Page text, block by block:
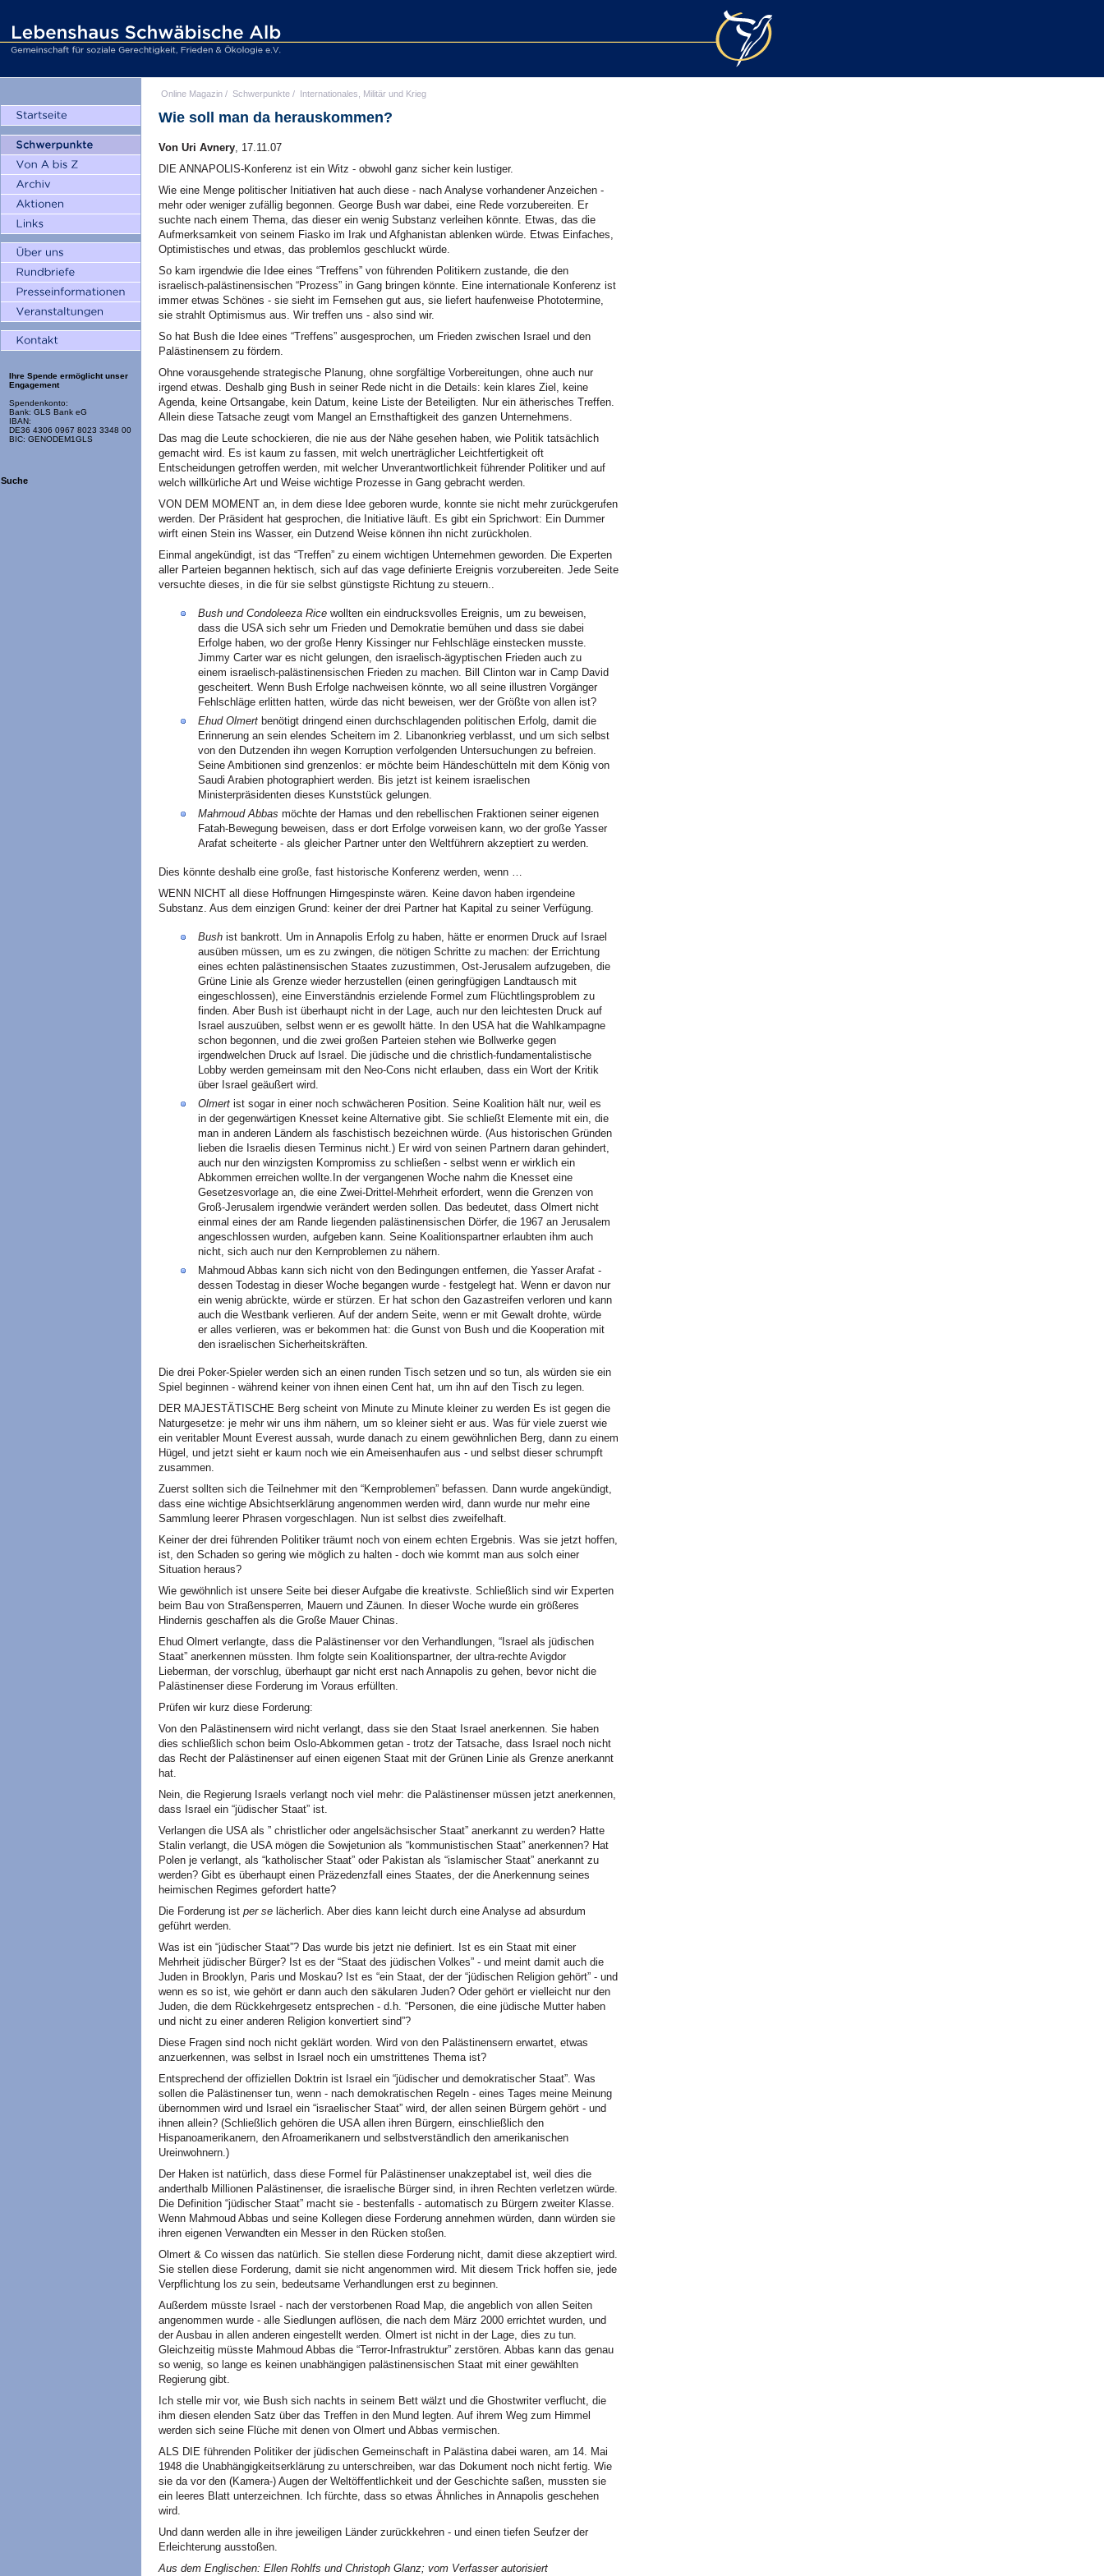
Ihre Spende ermöglicht unser
Engagement
Spendenkonto:
Bank: GLS Bank eG
IBAN:
DE36 4306 0967 8023 3348 00
BIC: GENODEM1GLS
Suche
Online Magazin / Schwerpunkte / Internationales, Militär und Krieg
Wie soll man da herauskommen?
Von Uri Avnery, 17.11.07
DIE ANNAPOLIS-Konferenz ist ein Witz - obwohl ganz sicher kein lustiger.
Wie eine Menge politischer Initiativen hat auch diese - nach Analyse vorhandener Anzeichen -
mehr oder weniger zufällig begonnen. George Bush war dabei, eine Rede vorzubereiten. Er
suchte nach einem Thema, das dieser ein wenig Substanz verleihen könnte. Etwas, das die
Aufmerksamkeit von seinem Fiasko im Irak und Afghanistan ablenken würde. Etwas Einfaches,
Optimistisches und etwas, das problemlos geschluckt würde.
So kam irgendwie die Idee eines “Treffens” von führenden Politikern zustande, die den
israelisch-palästinensischen “Prozess” in Gang bringen könnte. Eine internationale Konferenz ist
immer etwas Schönes - sie sieht im Fernsehen gut aus, sie liefert haufenweise Phototermine,
sie strahlt Optimismus aus. Wir treffen uns - also sind wir.
So hat Bush die Idee eines “Treffens” ausgesprochen, um Frieden zwischen Israel und den
Palästinensern zu fördern.
Ohne vorausgehende strategische Planung, ohne sorgfältige Vorbereitungen, ohne auch nur
irgend etwas. Deshalb ging Bush in seiner Rede nicht in die Details: kein klares Ziel, keine
Agenda, keine Ortsangabe, kein Datum, keine Liste der Beteiligten. Nur ein ätherisches Treffen.
Allein diese Tatsache zeugt vom Mangel an Ernsthaftigkeit des ganzen Unternehmens.
Das mag die Leute schockieren, die nie aus der Nähe gesehen haben, wie Politik tatsächlich
gemacht wird. Es ist kaum zu fassen, mit welch unerträglicher Leichtfertigkeit oft
Entscheidungen getroffen werden, mit welcher Unverantwortlichkeit führender Politiker und auf
welch willkürliche Art und Weise wichtige Prozesse in Gang gebracht werden.
VON DEM MOMENT an, in dem diese Idee geboren wurde, konnte sie nicht mehr zurückgerufen
werden. Der Präsident hat gesprochen, die Initiative läuft. Es gibt ein Sprichwort: Ein Dummer
wirft einen Stein ins Wasser, ein Dutzend Weise können ihn nicht zurückholen.
Einmal angekündigt, ist das “Treffen” zu einem wichtigen Unternehmen geworden. Die Experten
aller Parteien begannen hektisch, sich auf das vage definierte Ereignis vorzubereiten. Jede Seite
versuchte dieses, in die für sie selbst günstigste Richtung zu steuern..
Bush und Condoleeza Rice wollten ein eindrucksvolles Ereignis, um zu beweisen,
dass die USA sich sehr um Frieden und Demokratie bemühen und dass sie dabei
Erfolge haben, wo der große Henry Kissinger nur Fehlschläge einstecken musste.
Jimmy Carter war es nicht gelungen, den israelisch-ägyptischen Frieden auch zu
einem israelisch-palästinensischen Frieden zu machen. Bill Clinton war in Camp David
gescheitert. Wenn Bush Erfolge nachweisen könnte, wo all seine illustren Vorgänger
Fehlschläge erlitten hatten, würde das nicht beweisen, wer der Größte von allen ist?
Ehud Olmert benötigt dringend einen durchschlagenden politischen Erfolg, damit die
Erinnerung an sein elendes Scheitern im 2. Libanonkrieg verblasst, und um sich selbst
von den Dutzenden ihn wegen Korruption verfolgenden Untersuchungen zu befreien.
Seine Ambitionen sind grenzenlos: er möchte beim Händeschütteln mit dem König von
Saudi Arabien photographiert werden. Bis jetzt ist keinem israelischen
Ministerpräsidenten dieses Kunststück gelungen.
Mahmoud Abbas möchte der Hamas und den rebellischen Fraktionen seiner eigenen
Fatah-Bewegung beweisen, dass er dort Erfolge vorweisen kann, wo der große Yasser
Arafat scheiterte - als gleicher Partner unter den Weltführern akzeptiert zu werden.
Dies könnte deshalb eine große, fast historische Konferenz werden, wenn …
WENN NICHT all diese Hoffnungen Hirngespinste wären. Keine davon haben irgendeine
Substanz. Aus dem einzigen Grund: keiner der drei Partner hat Kapital zu seiner Verfügung.
Bush ist bankrott. Um in Annapolis Erfolg zu haben, hätte er enormen Druck auf Israel
ausüben müssen, um es zu zwingen, die nötigen Schritte zu machen: der Errichtung
eines echten palästinensischen Staates zuzustimmen, Ost-Jerusalem aufzugeben, die
Grüne Linie als Grenze wieder herzustellen (einen geringfügigen Landtausch mit
eingeschlossen), eine Einverständnis erzielende Formel zum Flüchtlingsproblem zu
finden. Aber Bush ist überhaupt nicht in der Lage, auch nur den leichtesten Druck auf
Israel auszuüben, selbst wenn er es gewollt hätte. In den USA hat die Wahlkampagne
schon begonnen, und die zwei großen Parteien stehen wie Bollwerke gegen
irgendwelchen Druck auf Israel. Die jüdische und die christlich-fundamentalistische
Lobby werden gemeinsam mit den Neo-Cons nicht erlauben, dass ein Wort der Kritik
über Israel geäußert wird.
Olmert ist sogar in einer noch schwächeren Position. Seine Koalition hält nur, weil es
in der gegenwärtigen Knesset keine Alternative gibt. Sie schließt Elemente mit ein, die
man in anderen Ländern als faschistisch bezeichnen würde. (Aus historischen Gründen
lieben die Israelis diesen Terminus nicht.) Er wird von seinen Partnern daran gehindert,
auch nur den winzigsten Kompromiss zu schließen - selbst wenn er wirklich ein
Abkommen erreichen wollte.In der vergangenen Woche nahm die Knesset eine
Gesetzesvorlage an, die eine Zwei-Drittel-Mehrheit erfordert, wenn die Grenzen von
Groß-Jerusalem irgendwie verändert werden sollen. Das bedeutet, dass Olmert nicht
einmal eines der am Rande liegenden palästinensischen Dörfer, die 1967 an Jerusalem
angeschlossen wurden, aufgeben kann. Seine Koalitionspartner erlaubten ihm auch
nicht, sich auch nur den Kernproblemen zu nähern.
Mahmoud Abbas kann sich nicht von den Bedingungen entfernen, die Yasser Arafat -
dessen Todestag in dieser Woche begangen wurde - festgelegt hat. Wenn er davon nur
ein wenig abrückte, würde er stürzen. Er hat schon den Gazastreifen verloren und kann
auch die Westbank verlieren. Auf der andern Seite, wenn er mit Gewalt drohte, würde
er alles verlieren, was er bekommen hat: die Gunst von Bush und die Kooperation mit
den israelischen Sicherheitskräften.
Die drei Poker-Spieler werden sich an einen runden Tisch setzen und so tun, als würden sie ein
Spiel beginnen - während keiner von ihnen einen Cent hat, um ihn auf den Tisch zu legen.
DER MAJESTÄTISCHE Berg scheint von Minute zu Minute kleiner zu werden Es ist gegen die
Naturgesetze: je mehr wir uns ihm nähern, um so kleiner sieht er aus. Was für viele zuerst wie
ein veritabler Mount Everest aussah, wurde danach zu einem gewöhnlichen Berg, dann zu einem
Hügel, und jetzt sieht er kaum noch wie ein Ameisenhaufen aus - und selbst dieser schrumpft
zusammen.
Zuerst sollten sich die Teilnehmer mit den “Kernproblemen” befassen. Dann wurde angekündigt,
dass eine wichtige Absichtserklärung angenommen werden wird, dann wurde nur mehr eine
Sammlung leerer Phrasen vorgeschlagen. Nun ist selbst dies zweifelhaft.
Keiner der drei führenden Politiker träumt noch von einem echten Ergebnis. Was sie jetzt hoffen,
ist, den Schaden so gering wie möglich zu halten - doch wie kommt man aus solch einer
Situation heraus?
Wie gewöhnlich ist unsere Seite bei dieser Aufgabe die kreativste. Schließlich sind wir Experten
beim Bau von Straßensperren, Mauern und Zäunen. In dieser Woche wurde ein größeres
Hindernis geschaffen als die Große Mauer Chinas.
Ehud Olmert verlangte, dass die Palästinenser vor den Verhandlungen, “Israel als jüdischen
Staat” anerkennen müssten. Ihm folgte sein Koalitionspartner, der ultra-rechte Avigdor
Lieberman, der vorschlug, überhaupt gar nicht erst nach Annapolis zu gehen, bevor nicht die
Palästinenser diese Forderung im Voraus erfüllten.
Prüfen wir kurz diese Forderung:
Von den Palästinensern wird nicht verlangt, dass sie den Staat Israel anerkennen. Sie haben
dies schließlich schon beim Oslo-Abkommen getan - trotz der Tatsache, dass Israel noch nicht
das Recht der Palästinenser auf einen eigenen Staat mit der Grünen Linie als Grenze anerkannt
hat.
Nein, die Regierung Israels verlangt noch viel mehr: die Palästinenser müssen jetzt anerkennen,
dass Israel ein “jüdischer Staat” ist.
Verlangen die USA als ” christlicher oder angelsächsischer Staat” anerkannt zu werden? Hatte
Stalin verlangt, die USA mögen die Sowjetunion als “kommunistischen Staat” anerkennen? Hat
Polen je verlangt, als “katholischer Staat” oder Pakistan als “islamischer Staat” anerkannt zu
werden? Gibt es überhaupt einen Präzedenzfall eines Staates, der die Anerkennung seines
heimischen Regimes gefordert hatte?
Die Forderung ist per se lächerlich. Aber dies kann leicht durch eine Analyse ad absurdum
geführt werden.
Was ist ein “jüdischer Staat”? Das wurde bis jetzt nie definiert. Ist es ein Staat mit einer
Mehrheit jüdischer Bürger? Ist es der “Staat des jüdischen Volkes” - und meint damit auch die
Juden in Brooklyn, Paris und Moskau? Ist es “ein Staat, der der “jüdischen Religion gehört” - und
wenn es so ist, wie gehört er dann auch den säkularen Juden? Oder gehört er vielleicht nur den
Juden, die dem Rückkehrgesetz entsprechen - d.h. “Personen, die eine jüdische Mutter haben
und nicht zu einer anderen Religion konvertiert sind”?
Diese Fragen sind noch nicht geklärt worden. Wird von den Palästinensern erwartet, etwas
anzuerkennen, was selbst in Israel noch ein umstrittenes Thema ist?
Entsprechend der offiziellen Doktrin ist Israel ein “jüdischer und demokratischer Staat”. Was
sollen die Palästinenser tun, wenn - nach demokratischen Regeln - eines Tages meine Meinung
übernommen wird und Israel ein “israelischer Staat” wird, der allen seinen Bürgern gehört - und
ihnen allein? (Schließlich gehören die USA allen ihren Bürgern, einschließlich den
Hispanoamerikanern, den Afroamerikanern und selbstverständlich den amerikanischen
Ureinwohnern.)
Der Haken ist natürlich, dass diese Formel für Palästinenser unakzeptabel ist, weil dies die
anderthalb Millionen Palästinenser, die israelische Bürger sind, in ihren Rechten verletzen würde.
Die Definition “jüdischer Staat” macht sie - bestenfalls - automatisch zu Bürgern zweiter Klasse.
Wenn Mahmoud Abbas und seine Kollegen diese Forderung annehmen würden, dann würden sie
ihren eigenen Verwandten ein Messer in den Rücken stoßen.
Olmert & Co wissen das natürlich. Sie stellen diese Forderung nicht, damit diese akzeptiert wird.
Sie stellen diese Forderung, damit sie nicht angenommen wird. Mit diesem Trick hoffen sie, jede
Verpflichtung los zu sein, bedeutsame Verhandlungen erst zu beginnen.
Außerdem müsste Israel - nach der verstorbenen Road Map, die angeblich von allen Seiten
angenommen wurde - alle Siedlungen auflösen, die nach dem März 2000 errichtet wurden, und
der Ausbau in allen anderen eingestellt werden. Olmert ist nicht in der Lage, dies zu tun.
Gleichzeitig müsste Mahmoud Abbas die “Terror-Infrastruktur” zerstören. Abbas kann das genau
so wenig, so lange es keinen unabhängigen palästinensischen Staat mit einer gewählten
Regierung gibt.
Ich stelle mir vor, wie Bush sich nachts in seinem Bett wälzt und die Ghostwriter verflucht, die
ihm diesen elenden Satz über das Treffen in den Mund legten. Auf ihrem Weg zum Himmel
werden sich seine Flüche mit denen von Olmert und Abbas vermischen.
ALS DIE führenden Politiker der jüdischen Gemeinschaft in Palästina dabei waren, am 14. Mai
1948 die Unabhängigkeitserklärung zu unterschreiben, war das Dokument noch nicht fertig. Wie
sie da vor den (Kamera-) Augen der Weltöffentlichkeit und der Geschichte saßen, mussten sie
ein leeres Blatt unterzeichnen. Ich fürchte, dass so etwas Ähnliches in Annapolis geschehen
wird.
Und dann werden alle in ihre jeweiligen Länder zurückkehren - und einen tiefen Seufzer der
Erleichterung ausstoßen.
Aus dem Englischen: Ellen Rohlfs und Christoph Glanz; vom Verfasser autorisiert